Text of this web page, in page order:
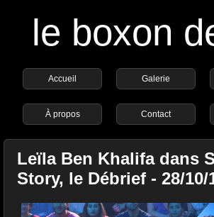
le boxon
Accueil Galerie
À propos Contact
Leïla Ben Khalifa dans
Story, le Débrief - 28/10/